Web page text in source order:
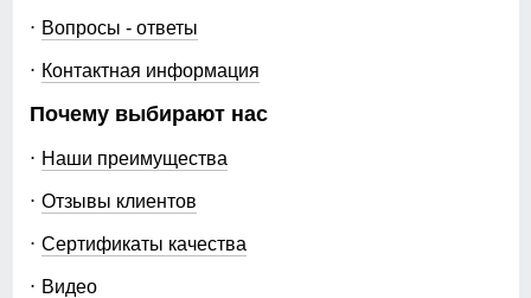
Вопросы - ответы
Контактная информация
Почему выбирают нас
Наши преимущества
Отзывы клиентов
Сертификаты качества
Видео